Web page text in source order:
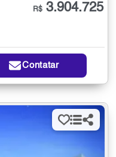
R$ 3.904.725
Contatar